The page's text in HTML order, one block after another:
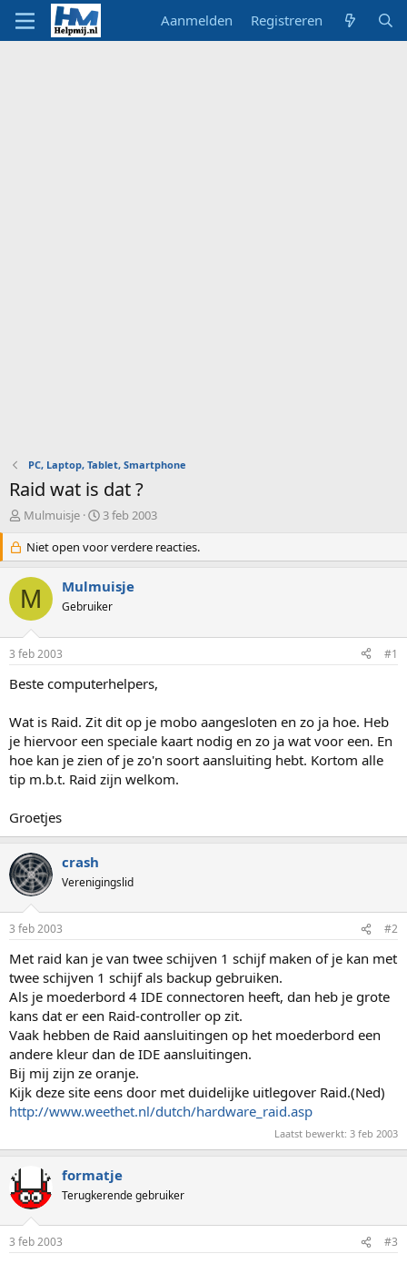
Aanmelden Registreren
PC, Laptop, Tablet, Smartphone
Raid wat is dat ?
O
d
e
r
w
e
p
s
t
a
t
e
r
Mulmuisje
S
a
r
d
a
m
3 feb 2003
Niet open voor verdere reacties.
M Mulmuisje
Gebruiker
3 feb 2003 #1
Beste computerhelpers,
Wat is Raid. Zit dit op je mobo aangesloten en zo ja hoe. Heb
je hiervoor een speciale kaart nodig en zo ja wat voor een. En
hoe kan je zien of je zo'n soort aansluiting hebt. Kortom alle
tip m.b.t. Raid zijn welkom.
Groetjes
crash
Verenigingslid
3 feb 2003 #2
Met raid kan je van twee schijven 1 schijf maken of je kan met
twee schijven 1 schijf als backup gebruiken.
Als je moederbord 4 IDE connectoren heeft, dan heb je grote
kans dat er een Raid-controller op zit.
Vaak hebben de Raid aansluitingen op het moederbord een
andere kleur dan de IDE aansluitingen.
Bij mij zijn ze oranje.
Kijk deze site eens door met duidelijke uitlegover Raid.(Ned)
http://www.weethet.nl/dutch/hardware_raid.asp
Laatst bewerkt: 3 feb 2003
formatje
Terugkerende gebruiker
3 feb 2003 #3